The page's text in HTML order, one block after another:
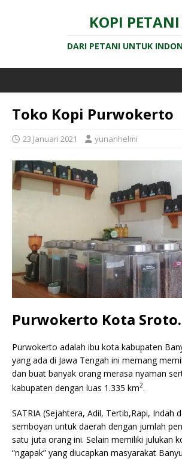
KOPI PETANI
DARI PETANI UNTUK
Toko Kopi Purwokerto
23 Januari 2021 yunanhelmi
Purwokerto Kota Sroto.
Purwokerto adalah ibu kota kabupaten
yang ada di Jawa Tengah ini memang
dan buat banyak orang merasa nyaman
kabupaten dengan luas 1.335 km2.
SATRIA (Sejahtera, Adil, Tertib,Rapi, Indah
semboyan untuk daerah dengan jumlah
satu juta orang ini. Selain memiliki julukan
“ngapak” yang diucapkan masyarakat